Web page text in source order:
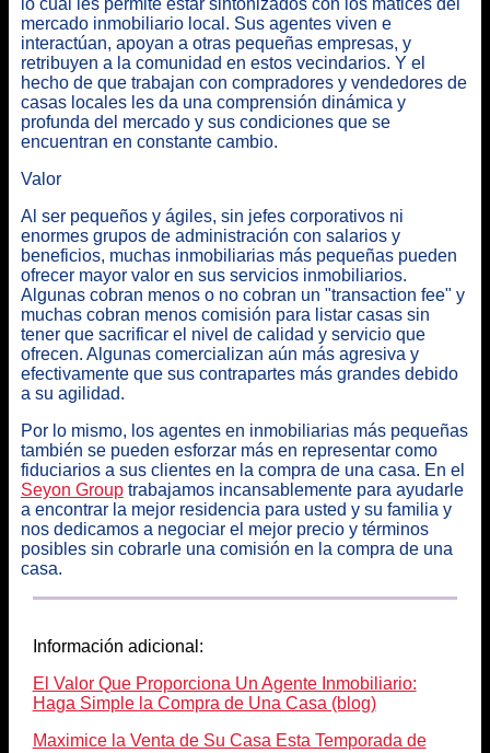
lo cual les permite estar sintonizados con los matices del
mercado inmobiliario local. Sus agentes viven e
interactúan, apoyan a otras pequeñas empresas, y
retribuyen a la comunidad en estos vecindarios. Y el
hecho de que trabajan con compradores y vendedores de
casas locales les da una comprensión dinámica y
profunda del mercado y sus condiciones que se
encuentran en constante cambio.
Valor
Al ser pequeños y ágiles, sin jefes corporativos ni
enormes grupos de administración con salarios y
beneficios, muchas inmobiliarias más pequeñas pueden
ofrecer mayor valor en sus servicios inmobiliarios.
Algunas cobran menos o no cobran un "transaction fee" y
muchas cobran menos comisión para listar casas sin
tener que sacrificar el nivel de calidad y servicio que
ofrecen. Algunas comercializan aún más agresiva y
efectivamente que sus contrapartes más grandes debido
a su agilidad.
Por lo mismo, los agentes en inmobiliarias más pequeñas
también se pueden esforzar más en representar como
fiduciarios a sus clientes en la compra de una casa. En el
Seyon Grouptrabajamos incansablemente para ayudarle
a encontrar la mejor residencia para usted y su familia y
nos dedicamos a negociar el mejor precio y términos
posibles sin cobrarle una comisión en la compra de una
casa.
Información adicional:
El Valor Que Proporciona Un Agente Inmobiliario:
Haga Simple la Compra de Una Casa (blog)
Maximice la Venta de Su Casa Esta Temporada de